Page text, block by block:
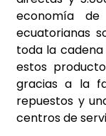
economía de
ecuatorianas
toda la
estos
gracias a la
repuestos y
centros de